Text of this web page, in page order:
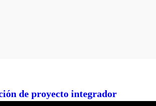
de proyecto integrador